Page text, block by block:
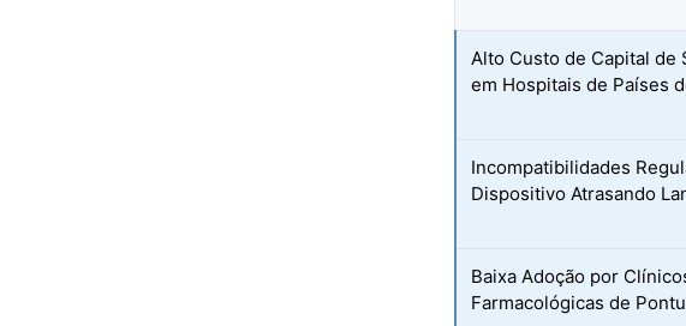
Alto Custo de Capital de
em Hospitais de Países
Incompatibilidades
Dispositivo Atrasando
Baixa Adoção por
Farmacológicas de